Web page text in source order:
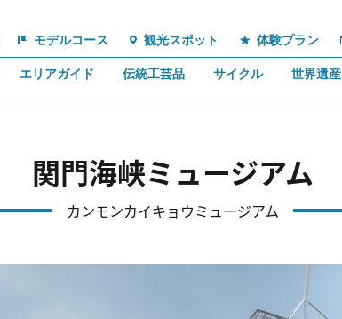
モデルコース 観光スポット 体験プラン
エリアガイド 伝統工芸品 サイクル 世界遺産
関門海峡ミュージアム
カンモンカイキョウミュージアム